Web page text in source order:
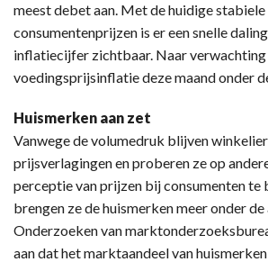
meest debet aan. Met de huidige stabiele
consumentenprijzen is er een snelle
inflatiecijfer zichtbaar. Naar
voedingsprijsinflatie deze maand onder
Huismerken aan zet
Vanwege de volumedruk blijven
prijsverlagingen en proberen ze op
perceptie van prijzen bij consumenten te
brengen ze de huismerken meer onder de
Onderzoeken van
aan dat het marktaandeel van